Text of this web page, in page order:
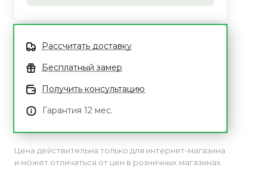
Рассчитать доставку
Бесплатный замер
Получить консультацию
Гарантия 12 мес.
Цена действительна только для интернет-магазина
и может отличаться от цен в розничных магазинах